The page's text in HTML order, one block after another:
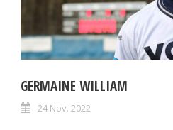
GERMAINE WILLIAM
24 Nov. 2022